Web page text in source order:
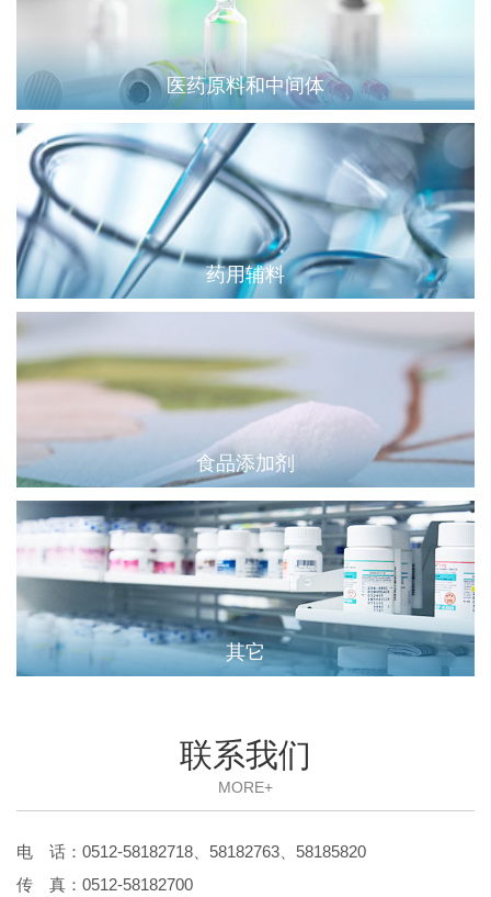
医药原料和中间体
药用辅料
食品添加剂
其它
联系我们
MORE+
电 话：0512-58182718、58182763、58185820
传 真：0512-58182700